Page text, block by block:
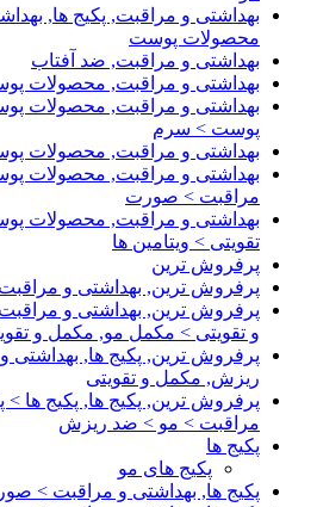
بهداشتی و مراقبت, پکیج ها,
محصولات پوست
بهداشتی و مراقبت, ضد آفتاب
بهداشتی و مراقبت, محصولات
بهداشتی و مراقبت, محصولات
پوست > سرم
بهداشتی و مراقبت, محصولات
بهداشتی و مراقبت, محصولات
مراقبت > صورت
بهداشتی و مراقبت, محصولات
تقویتی > ویتامین ها
پرفروش ترین
پرفروش ترین, بهداشتی و
پرفروش ترین, بهداشتی و
و تقویتی > مکمل مو, مکمل و
پرفروش ترین, پکیج ها,
ریزش, مکمل و تقویتی
پرفروش ترین, پکیج ها, پکیج ها >
مراقبت > مو > ضد ریزش
پکیج ها
پکیج های مو
پکیج ها, بهداشتی و مراقبت >